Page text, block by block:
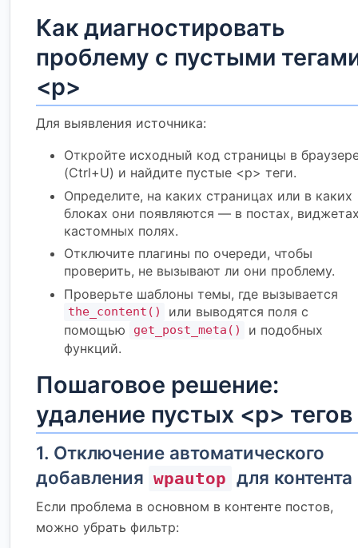
Как диагностировать
проблему с пустыми
<p>
Для выявления источника:
Откройте исходный код страницы в
(Ctrl+U) и найдите пустые <p> теги.
Определите, на каких страницах или в каких
блоках они появляются — в постах,
кастомных полях.
Отключите плагины по очереди, чтобы
проверить, не вызывают ли они проблему.
Проверьте шаблоны темы, где вызывается
the_content()
или выводятся поля с
помощью
get_post_meta()
и подобных
функций.
Пошаговое решение:
удаление пустых <p> тегов
1. Отключение автоматического
добавления wpautop для контента
Если проблема в основном в контенте постов,
можно убрать фильтр: